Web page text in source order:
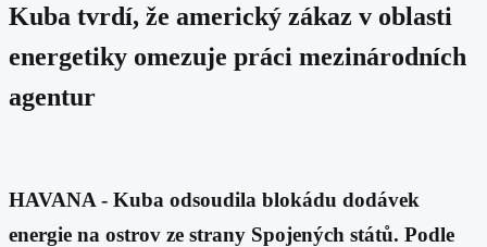
Kuba tvrdí, že americký zákaz v oblasti
energetiky omezuje práci mezinárodních
agentur
HAVANA - Kuba odsoudila blokádu dodávek
energie na ostrov ze strany Spojených států. Podle